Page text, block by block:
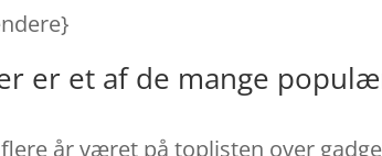
er et af de mange
flere år været på toplisten over